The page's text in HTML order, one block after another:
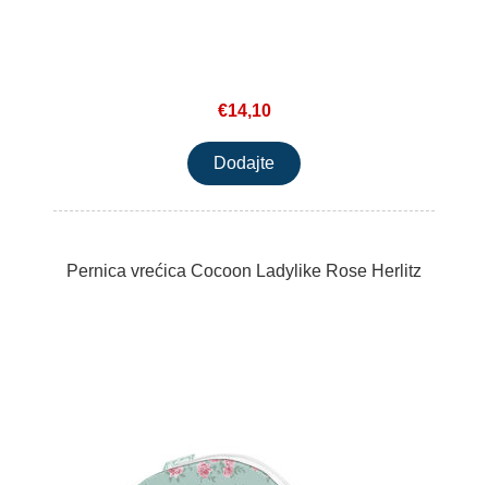
€14,10
Pernica vrećica Cocoon Ladylike Rose Herlitz